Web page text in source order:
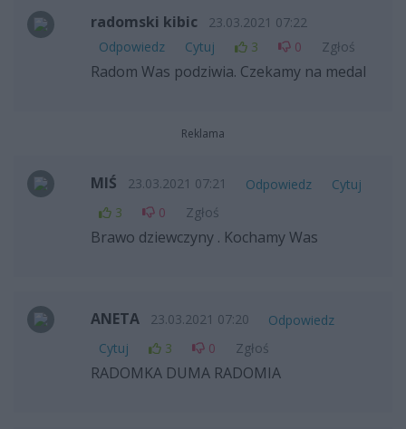
radomski kibic
23.03.2021 07:22
Odpowiedz
Cytuj 3 0 Zgłoś
Radom Was podziwia. Czekamy na medal
Reklama
MIŚ 23.03.2021 07:21 Odpowiedz
Cytuj
3
0 Zgłoś
Brawo dziewczyny . Kochamy Was
ANETA 23.03.2021 07:20
Odpowiedz
Cytuj
3 0 Zgłoś
RADOMKA DUMA RADOMIA